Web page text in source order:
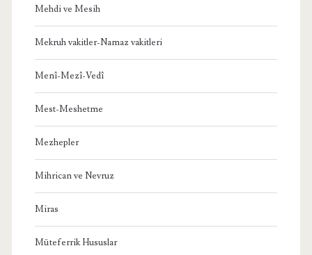
Mehdi ve Mesih
Mekruh vakitler-Namaz vakitleri
Menî-Mezî-Vedî
Mest-Meshetme
Mezhepler
Mihrican ve Nevruz
Miras
Müteferrik Hususlar